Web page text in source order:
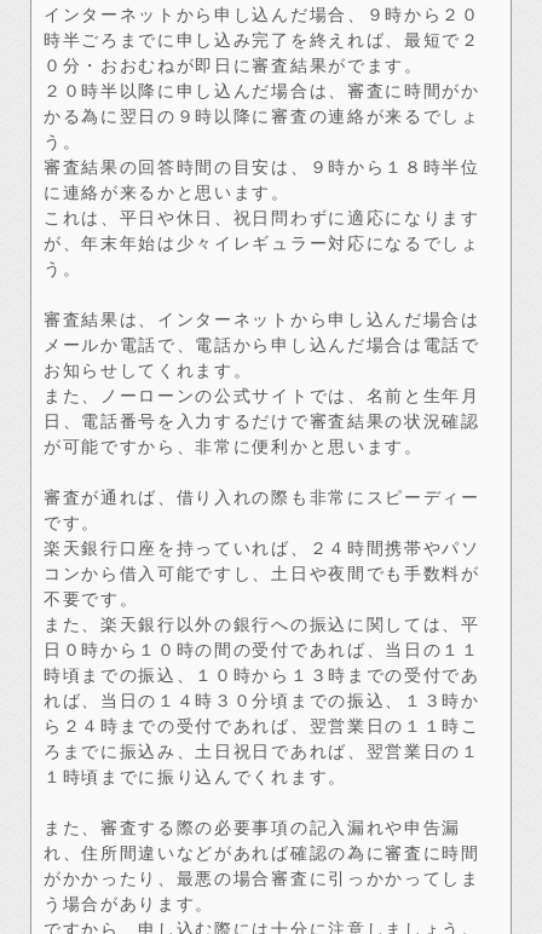
インターネットから申し込んだ場合、９時から２０
時半ごろまでに申し込み完了を終えれば、最短で２
０分・おおむねが即日に審査結果がでます。
２０時半以降に申し込んだ場合は、審査に時間がか
かる為に翌日の９時以降に審査の連絡が来るでしょ
う。
審査結果の回答時間の目安は、９時から１８時半位
に連絡が来るかと思います。
これは、平日や休日、祝日問わずに適応になります
が、年末年始は少々イレギュラー対応になるでしょ
う。
審査結果は、インターネットから申し込んだ場合は
メールか電話で、電話から申し込んだ場合は電話で
お知らせしてくれます。
また、ノーローンの公式サイトでは、名前と生年月
日、電話番号を入力するだけで審査結果の状況確認
が可能ですから、非常に便利かと思います。
審査が通れば、借り入れの際も非常にスピーディー
です。
楽天銀行口座を持っていれば、２４時間携帯やパソ
コンから借入可能ですし、土日や夜間でも手数料が
不要です。
また、楽天銀行以外の銀行への振込に関しては、平
日０時から１０時の間の受付であれば、当日の１１
時頃までの振込、１０時から１３時までの受付であ
れば、当日の１４時３０分頃までの振込、１３時か
ら２４時までの受付であれば、翌営業日の１１時こ
ろまでに振込み、土日祝日であれば、翌営業日の１
１時頃までに振り込んでくれます。
また、審査する際の必要事項の記入漏れや申告漏
れ、住所間違いなどがあれば確認の為に審査に時間
がかかったり、最悪の場合審査に引っかかってしま
う場合があります。
ですから、申し込む際には十分に注意しましょう。